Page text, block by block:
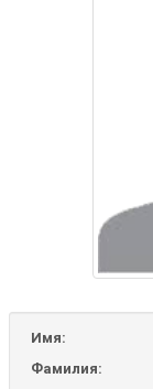
Имя:
Фамилия: